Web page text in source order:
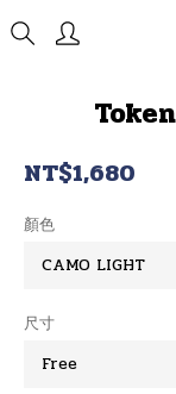
NT$1,680
顏色
尺寸